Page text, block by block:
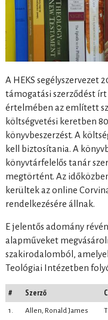
A HEKS segélyszervezet
támogatási szerződést
értelmében az említett
költségvetési keretben
könyvbeszerzést. A
kell biztosítania. A
könyvtárfelelős tanár
megtörtént. Az
kerültek az online
rendelkezésére állnak.
E jelentős adomány
alapműveket
szakirodalomból,
Teológiai Intézetben
# Szerző
1. Allen, Ronald James